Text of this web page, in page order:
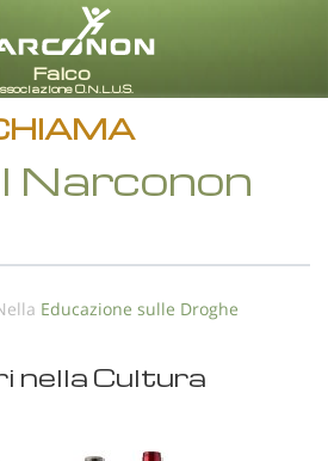
italiano
Narconon
Educazione sulle Droghe
nella Cultura